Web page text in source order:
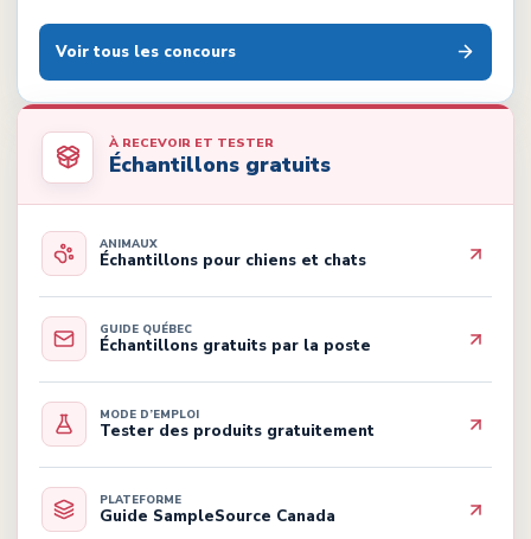
Voir tous les concours
À RECEVOIR ET TESTER
Échantillons gratuits
ANIMAUX
Échantillons pour chiens et chats
GUIDE QUÉBEC
Échantillons gratuits par la poste
MODE D’EMPLOI
Tester des produits gratuitement
PLATEFORME
Guide SampleSource Canada